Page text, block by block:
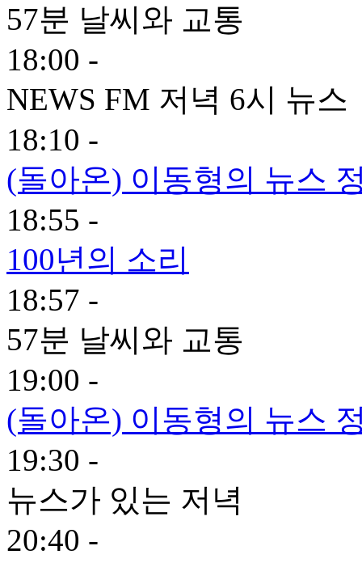
57분 날씨와 교통
18:00 -
NEWS FM 저녁 6시 뉴스
18:10 -
(돌아온) 이동형의 뉴스
18:55 -
100년의 소리
18:57 -
57분 날씨와 교통
19:00 -
(돌아온) 이동형의 뉴스
19:30 -
뉴스가 있는 저녁
20:40 -